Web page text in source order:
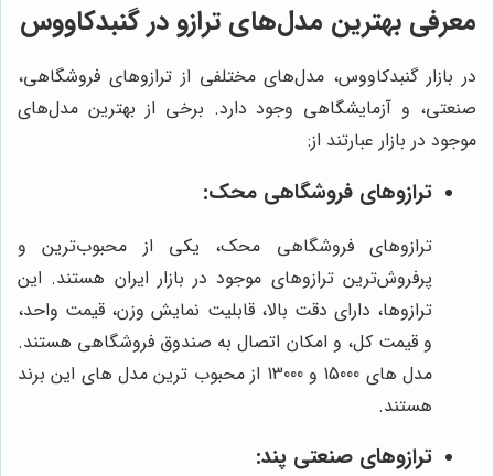
معرفی بهترین مدل‌های ترازو در گنبدکاووس
در بازار گنبدکاووس، مدل‌های مختلفی از ترازوهای فروشگاهی،
صنعتی، و آزمایشگاهی وجود دارد. برخی از بهترین مدل‌های
موجود در بازار عبارتند از:
ترازوهای فروشگاهی محک:
ترازوهای فروشگاهی محک، یکی از محبوب‌ترین و
پرفروش‌ترین ترازوهای موجود در بازار ایران هستند. این
ترازوها، دارای دقت بالا، قابلیت نمایش وزن، قیمت واحد،
و قیمت کل، و امکان اتصال به صندوق فروشگاهی هستند.
مدل های 15000 و 13000 از محبوب ترین مدل های این برند
هستند.
ترازوهای صنعتی پند: